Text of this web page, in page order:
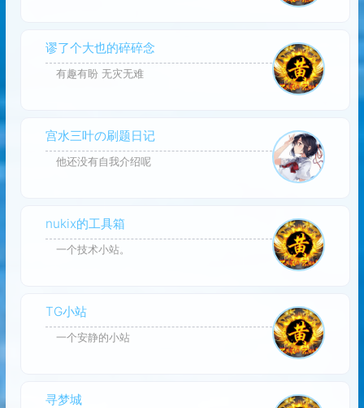
谬了个大也的碎碎念
有趣有盼 无灾无难
宫水三叶の刷题日记
他还没有自我介绍呢
nukix的工具箱
一个技术小站。
TG小站
一个安静的小站
寻梦城